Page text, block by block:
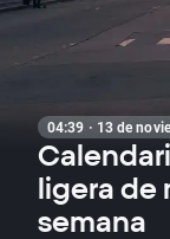
04:39 · 13 de
ligera de
semana